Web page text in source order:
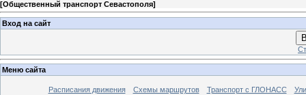
[Общественный транспорт Севастополя]
Вход на сайт
Меню сайта
Расписания движения Схемы маршрутов Транспорт с ГЛОНАСС